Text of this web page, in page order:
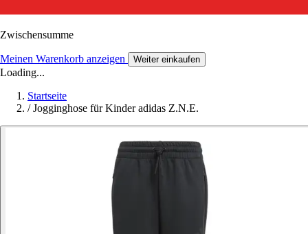
Zwischensumme
Meinen Warenkorb anzeigen Weiter einkaufen
Loading...
Startseite
/ Jogginghose für Kinder adidas Z.N.E.